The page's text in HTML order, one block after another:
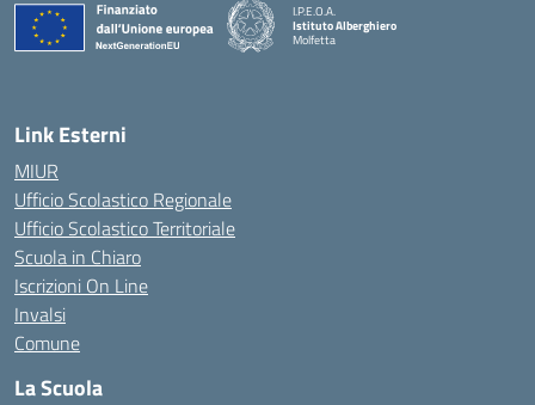
I.P.E.O.A.
Istituto Alberghiero
Molfetta
Link Esterni
MIUR
Ufficio Scolastico Regionale
Ufficio Scolastico Territoriale
Scuola in Chiaro
Iscrizioni On Line
Invalsi
Comune
La Scuola